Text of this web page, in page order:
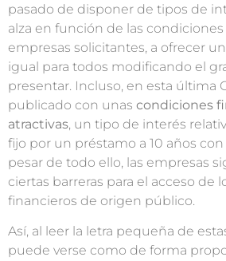
pasado de disponer de tipos de
alza en función de las
empresas solicitantes, a ofrecer
igual para todos modificando el
presentar. Incluso, en esta última
publicado con unas condiciones
atractivas, un tipo de interés
fijo por un préstamo a 10 años con
pesar de todo ello, las empresas
ciertas barreras para el acceso de
financieros de origen público.
Así, al leer la letra pequeña de
puede verse como de forma